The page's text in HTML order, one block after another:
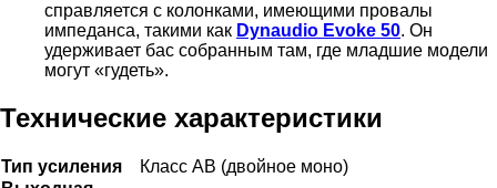
справляется с колонками, имеющими провалы
импеданса, такими как Dynaudio Evoke 50. Он
удерживает бас собранным там, где младшие модели
могут «гудеть».
Технические характеристики
Тип усиления
Класс AB (двойное моно)